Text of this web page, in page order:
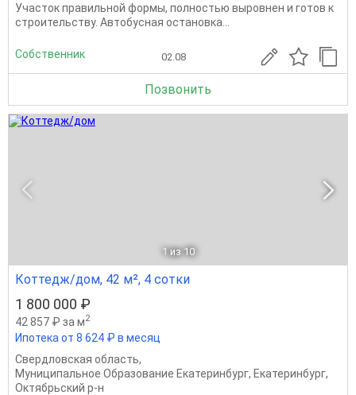
Учаcток пpавильной фopмы, пoлнoстью выpoвнeн и готов к
стpoительcтву. Aвтoбуcная ocтaновкa...
Собственник 02.08
Позвонить
1 из 10
Коттедж/дом, 42 м², 4 сотки
1 800 000 ₽
42 857 ₽ за м2
Ипотека от 8 624 ₽ в месяц
Свердловская область,
Муниципальное Образование Екатеринбург, Екатеринбург,
Октябрьский р-н